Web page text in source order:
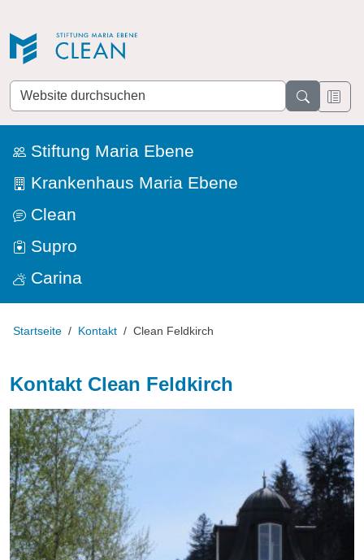
Website
durchsuchen
Stiftung Maria Ebene
Krankenhaus Maria Ebene
Clean
Supro
Carina
Startseite Kontakt Clean Feldkirch
Kontakt Clean Feldkirch